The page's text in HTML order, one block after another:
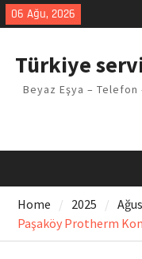
Skip
to
06 Ağu, 2026
Türkiye
Beyaz Eşya –
Home 2025
Paşaköy Protherm